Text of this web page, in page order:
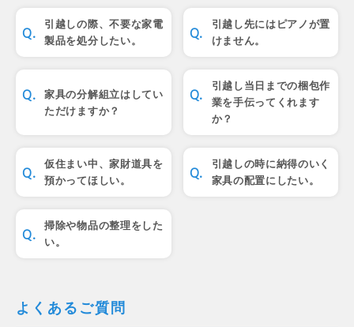
引越しの際、不要な家電
製品を処分したい。
引越し先にはピアノが置
けません。
家具の分解組立はしてい
ただけますか？
引越し当日までの梱包作
業を手伝ってくれます
か？
仮住まい中、家財道具を
預かってほしい。
引越しの時に納得のいく
家具の配置にしたい。
掃除や物品の整理をした
い。
よくあるご質問